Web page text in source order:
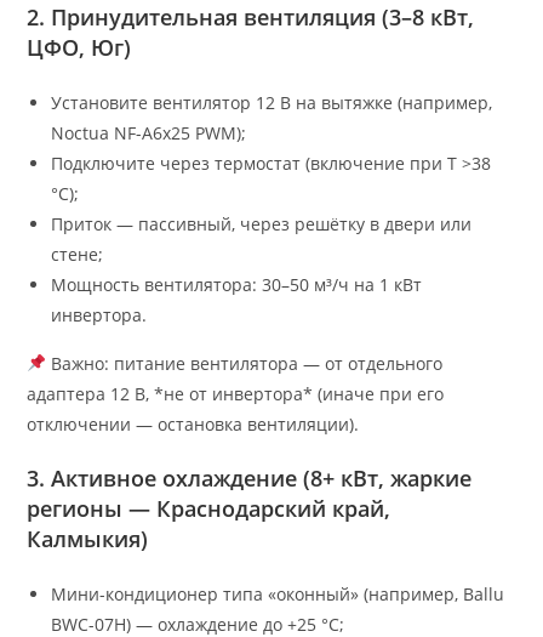
2. Принудительная вентиляция (3–8 кВт,
ЦФО, Юг)
Установите вентилятор 12 В на вытяжке (например,
Noctua NF-A6x25 PWM);
Подключите через термостат (включение при T >38
°C);
Приток — пассивный, через решётку в двери или
стене;
Мощность вентилятора: 30–50 м³/ч на 1 кВт
инвертора.
Важно: питание вентилятора — от отдельного
адаптера 12 В, *не от инвертора* (иначе при его
отключении — остановка вентиляции).
3. Активное охлаждение (8+ кВт, жаркие
регионы — Краснодарский край,
Калмыкия)
Мини-кондиционер типа «оконный» (например, Ballu
BWC-07H) — охлаждение до +25 °C;